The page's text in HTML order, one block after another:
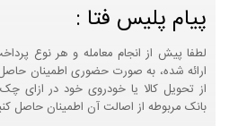
پیام پلیس فتا :
لطفا پیش از انجام معامله و هر نوع
ارائه شده، به صورت حضوری اطمینان
از تحویل کالا یا خودروی خود در ازای
بانک مربوطه از اصالت آن اطمینان حاصل